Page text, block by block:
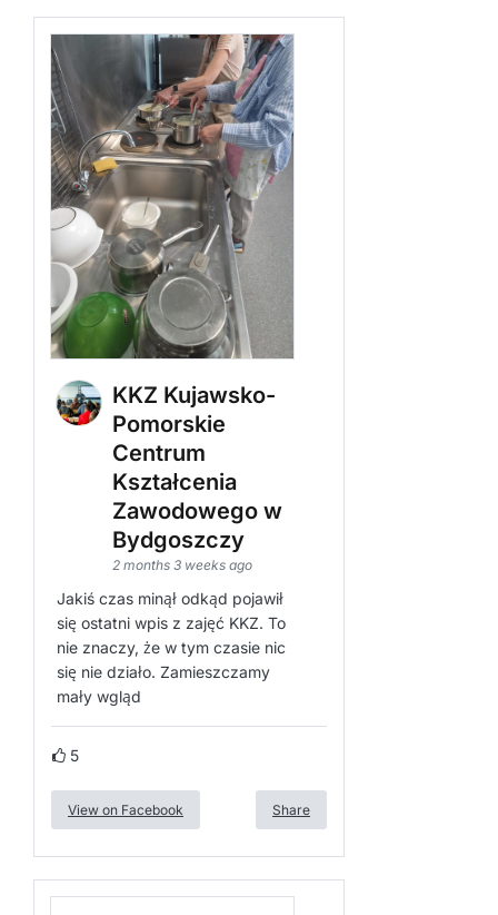
KKZ Kujawsko-
Pomorskie
Centrum
Kształcenia
Zawodowego w
Bydgoszczy
2 months 3 weeks ago
Jakiś czas minął odkąd pojawił
się ostatni wpis z zajęć KKZ. To
nie znaczy, że w tym czasie nic
się nie działo. Zamieszczamy
mały wgląd
5
View on Facebook Share